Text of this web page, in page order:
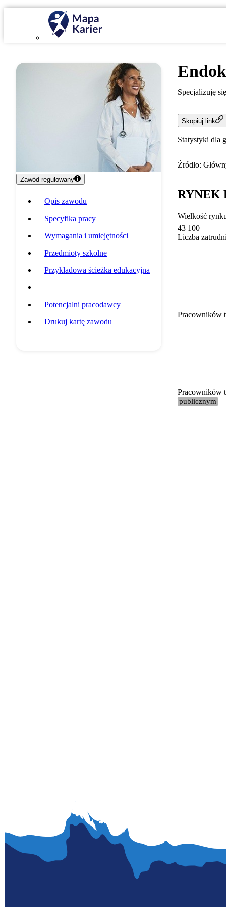
Zawód regulowany
Opis zawodu
Specyfika pracy
Wymagania i umiejętności
Przedmioty szkolne
Przykładowa ścieżka edukacyjna
Potencjalni pracodawcy
Drukuj kartę zawodu
Specjalizuję
Skopiuj link
Statystyki dla
Źródło:
RYNEK
Wielkość
43 100
Liczba
Pracowników
Pracowników
publicznym